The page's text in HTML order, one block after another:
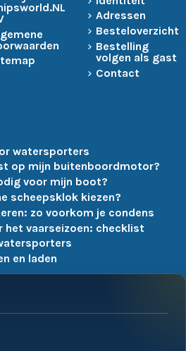
Adressen
Besteloverzicht
Bestelling
volgen als gast
Contact
watersporters
op mijn buitenboordmotor?
voor mijn boot?
scheepsklok kiezen?
zo voorkom je condens
het vaarseizoen: checklist
en laden